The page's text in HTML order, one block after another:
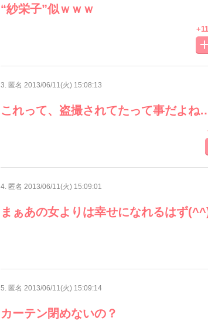
“紗栄子”似ｗｗｗ
3. 匿名 2013/06/11(火) 15:08:13
これって、盗撮されてたって事だよね
4. 匿名 2013/06/11(火) 15:09:01
まぁあの女よりは幸せになれるはず
5. 匿名 2013/06/11(火) 15:09:14
カーテン閉めないの？